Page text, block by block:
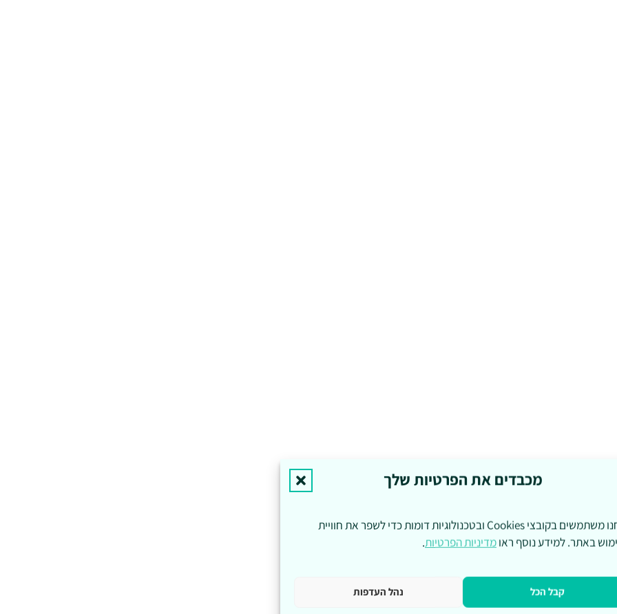
מכבדים את הפרטיות שלך
אנחנו משתמשים בקובצי Cookies ובטכנולוגיות דומות כדי לשפר את חוויית
באתר. למידע נוסף ראומדיניות הפרטיות.
קבל הכל נהל העדפות